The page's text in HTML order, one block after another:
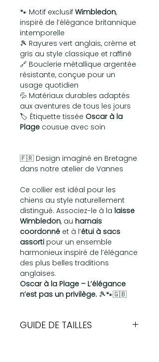
🐾 Motif exclusif Wimbledon,
inspiré de l’élégance britannique
intemporelle
🎾 Rayures vert anglais, crème et
gris au style classique et raffiné
🔗 Bouclerie métallique argentée
résistante, conçue pour un
usage quotidien
💦 Matériaux durables adaptés
aux aventures de tous les jours
🏷️ Étiquette tissée Oscar à la
Plage cousue avec soin
🇫🇷 Design imaginé en Bretagne
dans notre atelier de Vannes
Ce collier est idéal pour les
chiens au style naturellement
distingué. Associez-le à la laisse
Wimbledon, au harnais
coordonné et à l’étui à sacs
assorti pour un ensemble
harmonieux inspiré de l’élégance
des plus belles traditions
anglaises.
Oscar à la Plage – L’élégance
n’est pas un privilège. 🎾🐾🇬🇧
GUIDE DE TAILLES